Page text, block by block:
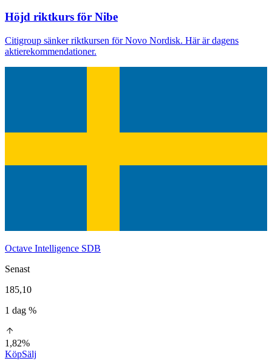
Höjd riktkurs för Nibe
Citigroup sänker riktkursen för Novo Nordisk. Här är dagens
aktierekommendationer.
Octave Intelligence SDB
Senast
185,10
1 dag %
1,82%
KöpSälj